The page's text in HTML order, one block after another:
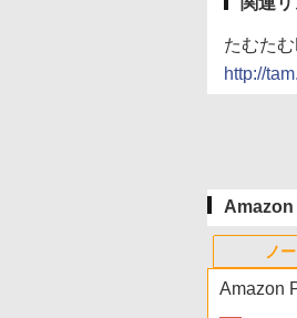
たむた
http://
Amazon
ノ
Amazon